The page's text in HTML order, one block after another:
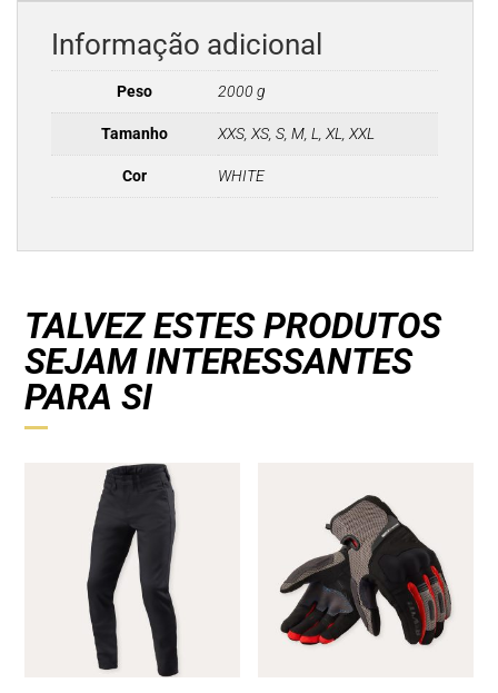
Informação adicional
Peso 2000 g
Tamanho XXS, XS, S, M, L, XL, XXL
Cor WHITE
TALVEZ ESTES PRODUTOS
SEJAM INTERESSANTES
PARA SI